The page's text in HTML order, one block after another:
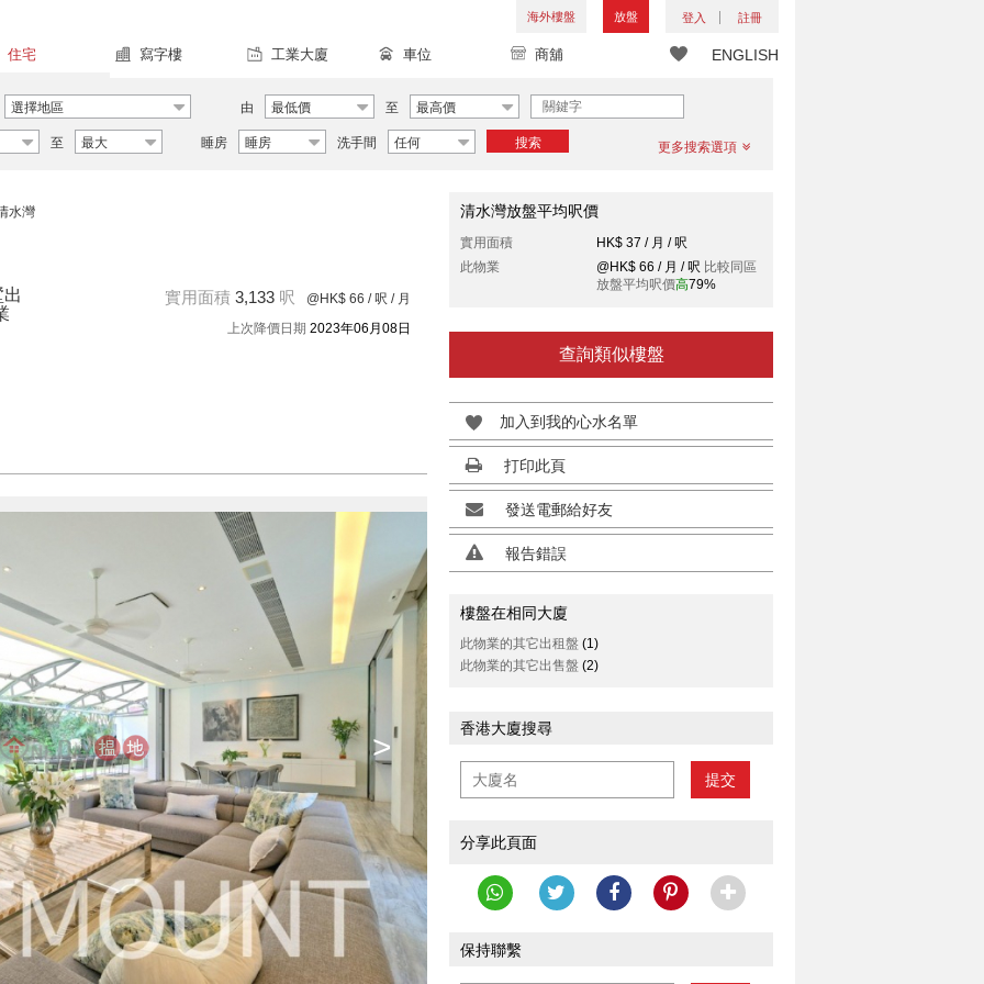
海外樓盤 放盤 登入 註冊
ENGLISH
住宅 寫字樓 工業大廈 車位 商舖
選擇地區 由 最低價 至 最高價
至 最大 睡房 睡房 洗手間 任何 搜索 更多搜索選項
水灣
實用面積 3,133 呎 @HK$ 66 / 呎 / 月
上次降價日期 2023年06月08日
>
清水灣放盤平均呎價
實用面積
HK$ 37 / 月 / 呎
此物業
@HK$ 66 / 月 / 呎 比較同區
放盤平均呎價高79%
查詢類似樓盤
加入到我的心水名單
打印此頁
發送電郵給好友
報告錯誤
樓盤在相同大廈
此物業的其它出租盤 (1)
此物業的其它出售盤 (2)
香港大廈搜尋
提交
分享此頁面
保持聯繫